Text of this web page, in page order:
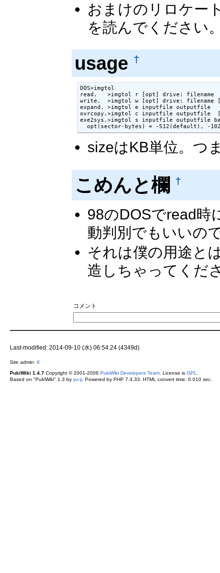
おまけのリロケー
を読んでください
usage †
DOS>imgtol
read.   >imgtol r [opt] drive:
write.  >imgtol w [opt] drive:
expand. >imgtol e inputfile outputfile
ovrcopy.>imgtol c inputfile outputfile
exe2sys.>imgtol s inputfile outputfile
opt(sector-bytes) = -512(default), -
sizeはKB単位。つ
こめんと欄 †
98のDOSでread時
動判別でもいいの
それは僕の用途と
造しちゃってくだ
コメント
Last-modified: 2014-09-10 (水) 06:54:24 (4349d)
Site admin: K
PukiWiki 1.4.7Copyright © 2001-2006 PukiWiki Developers Team. License is GPL
Based on "PukiWiki" 1.3 by yu-ji. Powered by PHP 7.4.33. HTML convert time: 0.010 sec.